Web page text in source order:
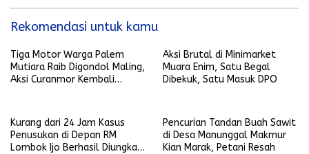
Rekomendasi untuk kamu
Tiga Motor Warga Palem
Mutiara Raib Digondol Maling,
Aksi Curanmor Kembali
Aksi Brutal di Minimarket
Muara Enim, Satu Begal
Dibekuk, Satu Masuk DPO
Kurang dari 24 Jam Kasus
Penusukan di Depan RM
Lombok Ijo Berhasil Diungkap,
Pencurian Tandan Buah Sawit
di Desa Manunggal Makmur
Kian Marak, Petani Resah